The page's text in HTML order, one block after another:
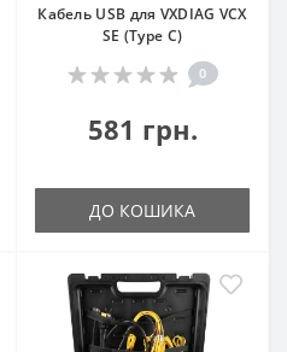
Кабель USB для VXDIAG VCX
SE (Type C)
0
581 грн.
ДО КОШИКА